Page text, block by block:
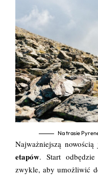
Na trasie
Najważniejszą
etapów. Start
zwykle, aby umożliwić